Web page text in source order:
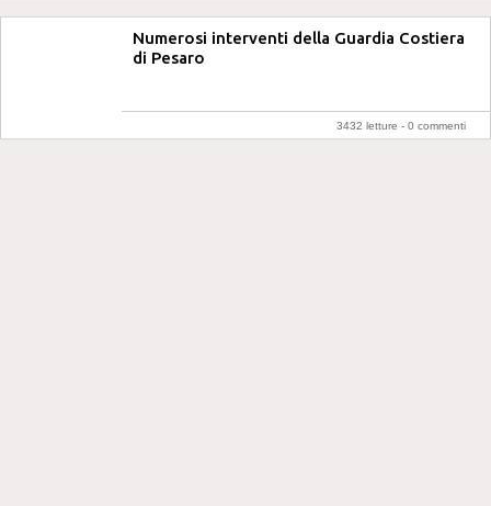
Numerosi interventi della Guardia Costiera
di Pesaro
3432 letture - 0 commenti